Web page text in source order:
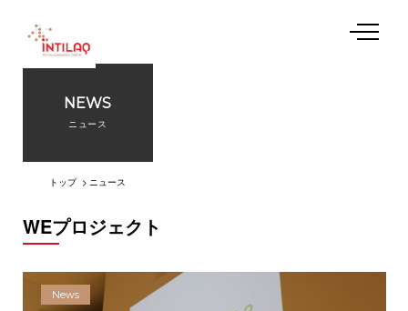
イベント
NEWS
ニュース
トップ ニュース
WEプロジェクト
News